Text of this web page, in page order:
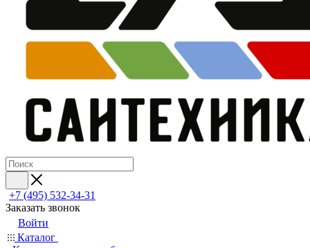
+7 (495) 532‑34‑31
Заказать звонок
Войти
Каталог